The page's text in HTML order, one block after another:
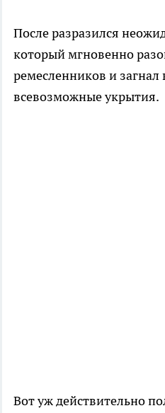
После разразился
который мгновенно
ремесленников и загнал
всевозможные укрытия.
Вот уж действительно